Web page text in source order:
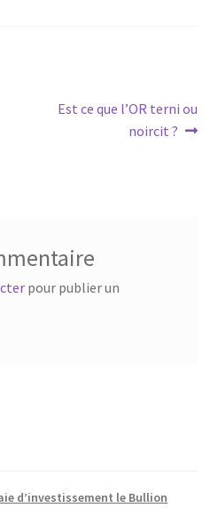
Est ce que l’OR terni ou
noircit ?
pour publier un
d’investissement le Bullion